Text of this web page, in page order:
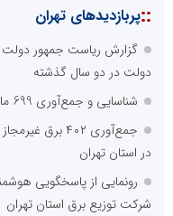
::پربازدیدهای تهران
گزارش ریاست جمهور
دولت در دو سال گذشته
شناسایی و جمع‌آوری 699 ماینر غیرمجاز در استان تهران
جمع‌آوری ۴۰۲
در استان تهران
شرکت توزیع برق استان تهران